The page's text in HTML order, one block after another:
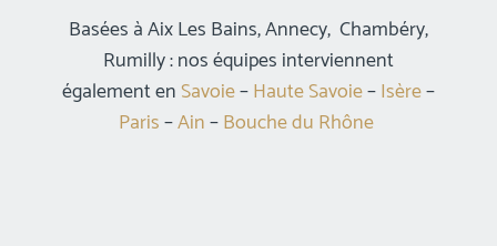
Basées à Aix Les Bains, Annecy, Chambéry,
Rumilly : nos équipes interviennent
également en Savoie–Haute Savoie–Isère–
Paris–Ain–Bouche du Rhône